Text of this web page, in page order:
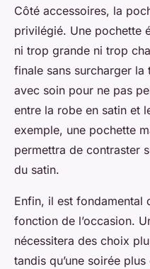
Côté accessoires, la
privilégié. Une pochette
ni trop grande ni trop
finale sans surcharger
avec soin pour ne pas
entre la robe en satin et
exemple, une pochette
permettra de contraster
du satin.
Enfin, il est fondamental
fonction de l’occasion.
nécessitera des choix
tandis qu’une soirée